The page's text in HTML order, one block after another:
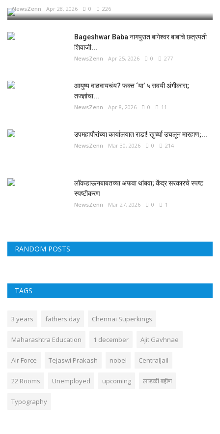
NewsZenn Apr 28, 2026 0 226
Bageshwar Baba नागपुरात बागेश्वर बाबांचे छत्रपती
शिवाजी...
NewsZenn Apr 25, 2026 0 277
आयुष्य वाढवायचंय? फक्त ‘या’ ५ सवयी अंगीकारा;
तज्ज्ञांचा...
NewsZenn Apr 8, 2026 0 11
उपमहापौरांच्या कार्यालयात राडा! खुर्च्या उचलून मारहाण;...
NewsZenn Mar 30, 2026 0 214
लॉकडाऊनबाबतच्या अफवा थांबवा; केंद्र सरकारचे स्पष्ट
स्पष्टीकरण
NewsZenn Mar 27, 2026 0 1
RANDOM POSTS
TAGS
3 years fathers day Chennai Superkings
Maharashtra Education 1 december Ajit Gavhnae
Air Force Tejaswi Prakash nobel CentralJail
22 Rooms Unemployed upcoming लाडकी बहीण
Typography